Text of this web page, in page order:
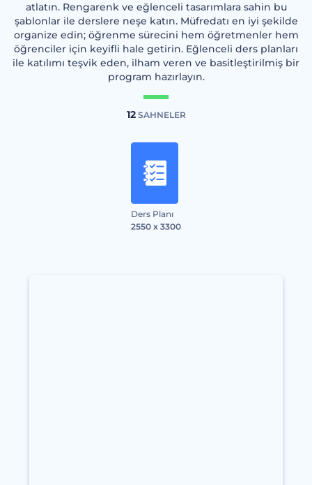
atlatın. Rengarenk ve eğlenceli tasarımlara sahin bu
şablonlar ile derslere neşe katın. Müfredatı en iyi şekilde
organize edin; öğrenme sürecini hem öğretmenler hem
öğrenciler için keyifli hale getirin. Eğlenceli ders planları
ile katılımı teşvik eden, ilham veren ve basitleştirilmiş bir
program hazırlayın.
12SAHNELER
Ders Planı
2550 x 3300